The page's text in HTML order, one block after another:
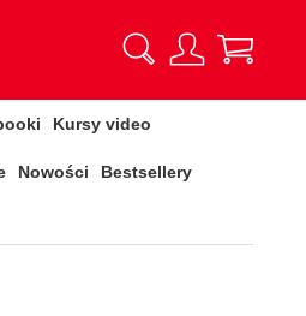
Kursy video
Nowości Bestsellery